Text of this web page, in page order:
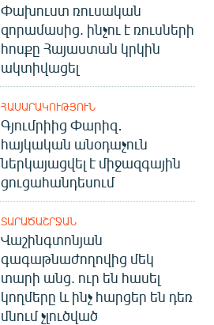
Փախուստ ռուսական
զորամասից. ինչու է ռուսների
հոսքը Հայաստան կրկին
ակտիվացել
ՀԱՍԱՐԱԿՈՒԹՅՈՒՆ
Գյումրիից Փարիզ․
հայկական անօդաչուն
ներկայացվել է միջազգային
ցուցահանդեսում
ՏԱՐԱԾԱՇՐՋԱՆ
Վաշինգտոնյան
գագաթնաժողովից մեկ
տարի անց. ուր են հասել
կողմերը և ինչ հարցեր են դեռ
մնում չլուծված